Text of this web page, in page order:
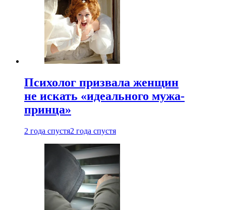
Психолог призвала женщин
не искать «идеального мужа-
принца»
2 года спустя2 года спустя